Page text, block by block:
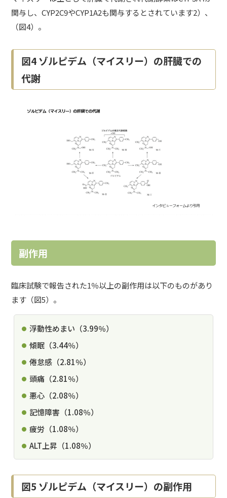
関与し、CYP2C9やCYP1A2も関与するとされています2）、
（図4）。
図4 ゾルピデム（マイスリー）の肝臓での
代謝
副作用
臨床試験で報告された1％以上の副作用は以下のものがあり
ます（図5）。
浮動性めまい（3.99％）
傾眠（3.44％）
倦怠感（2.81％）
頭痛（2.81％）
悪心（2.08％）
記憶障害（1.08％）
疲労（1.08％）
ALT上昇（1.08％）
図5 ゾルピデム（マイスリー）の副作用